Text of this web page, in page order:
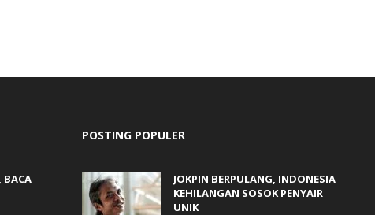
BACA
POSTING POPULER
JOKPIN BERPULANG, INDONESIA
KEHILANGAN SOSOK PENYAIR
UNIK